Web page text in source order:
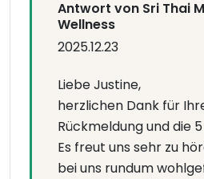
Antwort von Sri Thai
Wellness
2025.12.23
Liebe Justine,
herzlichen Dank für
Rückmeldung und die
Es freut uns sehr zu
bei uns rundum